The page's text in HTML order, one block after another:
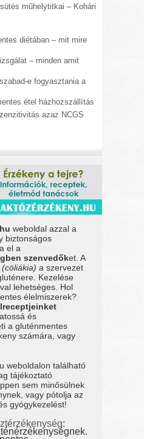
műhelytitkai – Kohári
diétában – mit mire
– minden amit
e fogyasztania a
étel házhozszállítás
azaz NCGS
weboldal azzal a
biztonságos
el a
szenvedőket. A
(cöliákia) a szervezet
Kezelése
lehetséges. Hol
élelmiszerek?
és
a gluténmentes
számára, vagy
weboldalon található
tájékoztató
sem minősülnek
vagy pótolja az
gyógykezelést!
: